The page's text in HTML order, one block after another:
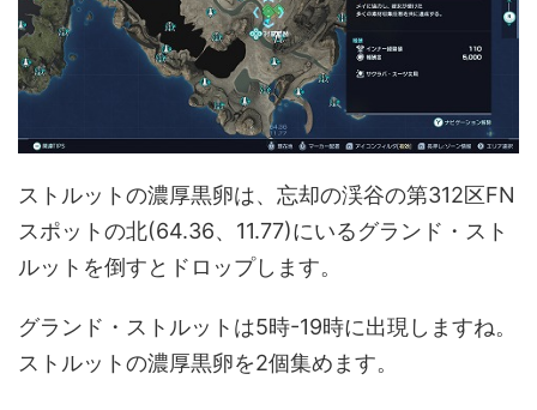
ストルットの濃厚黒卵は、忘却の渓谷の第312区FN
スポットの北(64.36、11.77)にいるグランド・スト
ルットを倒すとドロップします。
グランド・ストルットは5時-19時に出現しますね。
ストルットの濃厚黒卵を2個集めます。